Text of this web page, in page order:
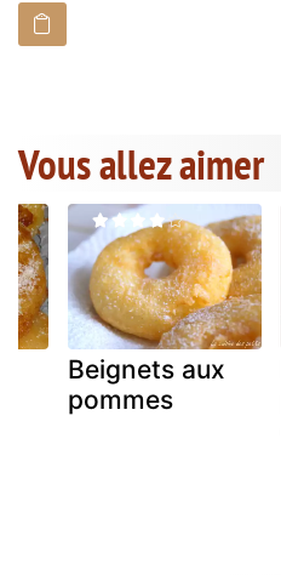
Vous allez aimer
Beignets aux
pommes